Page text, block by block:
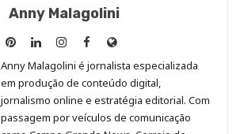
Anny Malagolini
Anny
Malagolini
no
Pinterest
Anny
Malagolini
no
LinkedIn
Anny
Malagolini
no
Instagram
Anny
Malagolini
no
Facebook
Site
de
Anny
Malagolini
Anny Malagolini é jornalista especializada
em produção de conteúdo digital,
jornalismo online e estratégia editorial. Com
passagem por veículos de comunicação